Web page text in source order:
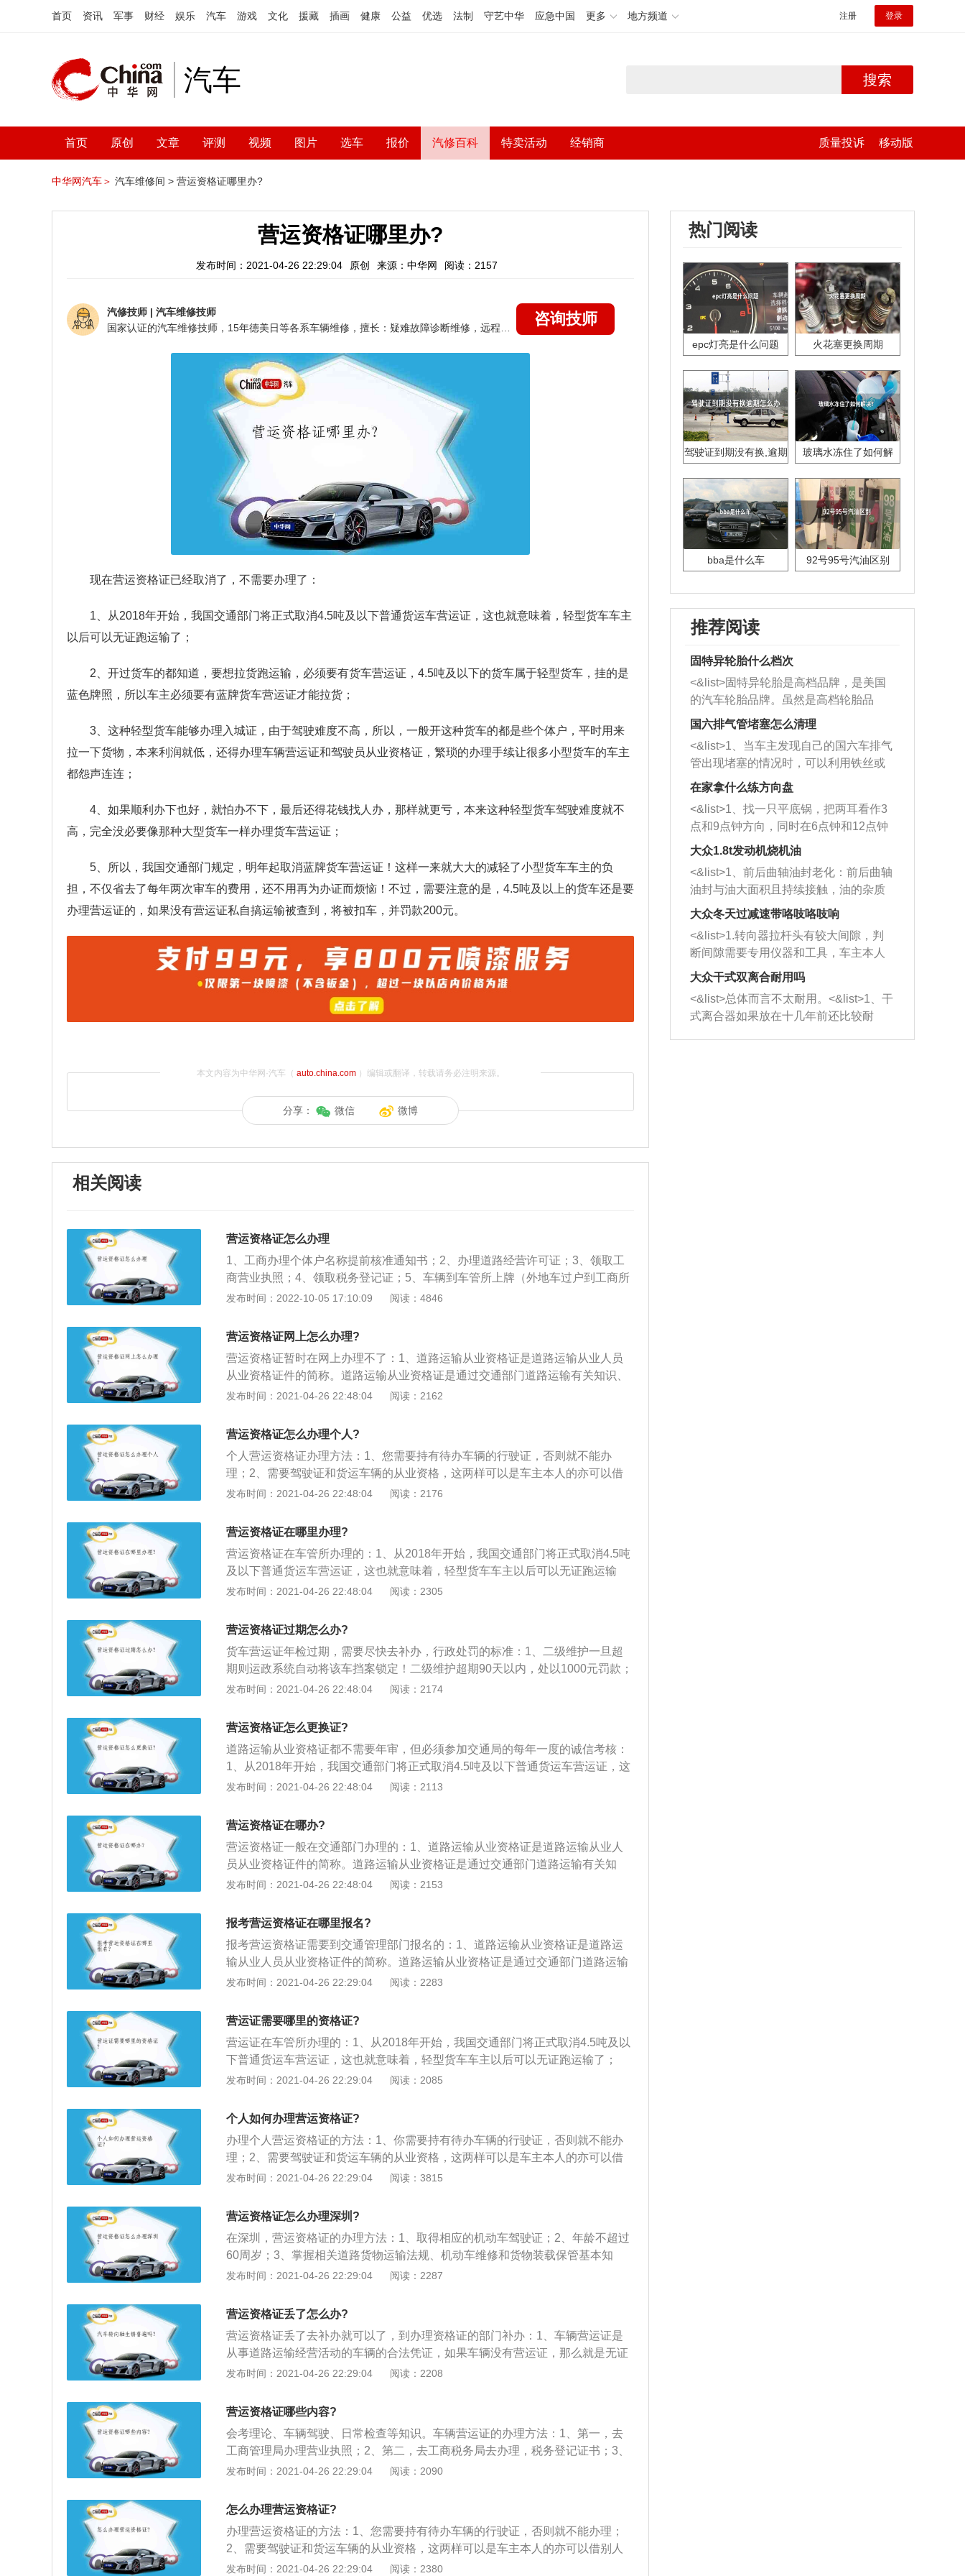
首页 资讯 军事 财经 娱乐 汽车 游戏 文化 援藏 插画 健康 公益 优选 法制 守艺中华 应急中国 更多 地方频道 注册 登录
汽车 搜索
首页 原创 文章 评测 视频 图片 选车 报价 汽修百科 特卖活动 经销商 质量投诉 移动版
中华网汽车＞ 汽车维修间 > 营运资格证哪里办?
营运资格证哪里办?
发布时间：2021-04-26 22:29:04 原创 来源：中华网 阅读：2157
汽修技师 | 汽车维修技师
咨询技师
现在营运资格证已经取消了，不需要办理了：
1、从2018年开始，我国交通部门将正式取消4.5吨及以下普通货运车营运证，这也就意味着，轻型货车车主
以后可以无证跑运输了；
2、开过货车的都知道，要想拉货跑运输，必须要有货车营运证，4.5吨及以下的货车属于轻型货车，挂的是
蓝色牌照，所以车主必须要有蓝牌货车营运证才能拉货；
3、这种轻型货车能够办理入城证，由于驾驶难度不高，所以，一般开这种货车的都是些个体户，平时用来
拉一下货物，本来利润就低，还得办理车辆营运证和驾驶员从业资格证，繁琐的办理手续让很多小型货车的车主
都怨声连连；
4、如果顺利办下也好，就怕办不下，最后还得花钱找人办，那样就更亏，本来这种轻型货车驾驶难度就不
高，完全没必要像那种大型货车一样办理货车营运证；
5、所以，我国交通部门规定，明年起取消蓝牌货车营运证！这样一来就大大的减轻了小型货车车主的负
担，不仅省去了每年两次审车的费用，还不用再为办证而烦恼！不过，需要注意的是，4.5吨及以上的货车还是要
办理营运证的，如果没有营运证私自搞运输被查到，将被扣车，并罚款200元。
本文内容为中华网·汽车（ auto.china.com）编辑或翻译，转载请务必注明来源。
分享： 微信 微博
相关阅读
营运资格证怎么办理
1、工商办理个体户名称提前核准通知书；2、办理道路经营许可证；3、领取工
商营业执照；4、领取税务登记证；5、车辆到车管所上牌（外地车过户到工商所
核准的个体户名称）；6、领取营运证。车辆营运证是做道路运输活动的车子的
依据《道路运输条例》第34条规定，道路运输车辆应当随车携带车辆营运证。道
路运输管理机构的工作人员在实施道路运输监督检查过程中，发现没有车辆营运
证又无法当场提供其他有效证明的车辆，应当依据该条例的第63条的规定，对该
车辆予以暂扣；并依据该条例第69条规定责令改正，处警告或者二十元以上两百
元以下的罚款。需要注意的是，该条例规定的车辆营运证与现阶段使用的《道路
开必须遵守本条例的有关规定外，其他可以接着沿用《道路运输证》的相关制
度。
发布时间：2022-10-05 17:10:09 阅读：4846
营运资格证网上怎么办理?
营运资格证暂时在网上办理不了：1、道路运输从业资格证是道路运输从业人员
从业资格证件的简称。道路运输从业资格证是通过交通部门道路运输有关知识、
技能考试合格后核发的一种证件。主要针对道路客货运输驾驶员、道路危险货物
国道路运输从业人员从业资格证》和《中华人民共和国机动车驾驶培训教练员
证》统称道路运输从业人员从业资格证件；3、主要针对经营性道路客货运输驾
驶员、机动车驾驶培训教练员、道路危险货物运输从业人员、机动车维修技术人
员、道路运输企业经理人和其他道路运输从业人员。
发布时间：2021-04-26 22:48:04 阅读：2162
营运资格证怎么办理个人?
个人营运资格证办理方法：1、您需要持有待办车辆的行驶证，否则就不能办
理；2、需要驾驶证和货运车辆的从业资格，这两样可以是车主本人的亦可以借
别人的，只要是同一个人就行；3、到汽车检测站做车辆技术等级评定，要拿报
续就可以到当地运管所办理车辆营运证了。
发布时间：2021-04-26 22:48:04 阅读：2176
营运资格证在哪里办理?
营运资格证在车管所办理的：1、从2018年开始，我国交通部门将正式取消4.5吨
及以下普通货运车营运证，这也就意味着，轻型货车车主以后可以无证跑运输
了；2、开过货车的都知道，要想拉货跑运输，必须要有货车营运证，4.5吨及以
能拉货；3、这种轻型货车能够办理入城证，由于驾驶难度不高，所以，一般开
这种货车的都是些个体户，平时用来拉一下货物，本来利润就低，还得办理车辆
营运证和驾驶员从业资格证，繁琐的办理手续让很多小型货车的车主都怨声连
连；4、如果顺利办下也好，就怕办不下，最后还得花钱找人办，那样就更亏，
本来这种轻型货车驾驶难度就不高，完全没必要像那种大型货车一样办理货车营
大大的减轻了小型货车车主的负担，不仅省去了每年两次审车的费用，还不用再
为办证而烦恼！不过，需要注意的是，4.5吨及以上的货车还是要办理营运证的，
如果没有营运证私自搞运输被查到，将被扣车，并罚款200元。
发布时间：2021-04-26 22:48:04 阅读：2305
营运资格证过期怎么办?
货车营运证年检过期，需要尽快去补办，行政处罚的标准：1、二级维护一旦超
期则运政系统自动将该车挡案锁定！二级维护超期90天以内，处以1000元罚款；
超过90天（含90天）180天以内，处以2000元罚款；超期180天（含180天）处
不会被锁定系统挡案；3、货车营运证年检程序：营运证的年审流程并不复杂，
车主先到交通运管部门综合性能检测站进行车辆综合检测，按期二级维护并盖
章。保险单，营运证和行驶证到车籍地运管所填写年审表留下以上资料原件和证
件的复印件，运管所会开出营运证待理证，15天左右车主朋友就可以去运管所领
取证了；4、如果车主朋友们工作繁忙，不能及时办理营运证的年审，可以交与
位，上当受骗闹心就不好。注：每个地方的政策可能不一样，事先咨询当地运管
机构，免得资料不齐、跑错地方了。现在很多地方的年审都在政务服务中心进行
了。
发布时间：2021-04-26 22:48:04 阅读：2174
营运资格证怎么更换证?
道路运输从业资格证都不需要年审，但必须参加交通局的每年一度的诚信考核：
1、从2018年开始，我国交通部门将正式取消4.5吨及以下普通货运车营运证，这
也就意味着，轻型货车车主以后可以无证跑运输了；2、开过货车的都知道，要
蓝色牌照，所以车主必须要有蓝牌货车营运证才能拉货；3、这种轻型货车能够
办理入城证，由于驾驶难度不高，所以，一般开这种货车的都是些个体户，平时
用来拉一下货物，本来利润就低，还得办理车辆营运证和驾驶员从业资格证，繁
琐的办理手续让很多小型货车的车主都怨声连连；4、如果顺利办下也好，就怕
办不下，最后还得花钱找人办，那样就更亏，本来这种轻型货车驾驶难度就不
规定，明年起取消蓝牌货车营运证！这样一来就大大的减轻了小型货车车主的负
担，不仅省去了每年两次审车的费用，还不用再为办证而烦恼！不过，需要注意
的是，4.5吨及以上的货车还是要办理营运证的，如果没有营运证私自搞运输被查
发布时间：2021-04-26 22:48:04 阅读：2113
营运资格证在哪办?
营运资格证一般在交通部门办理的：1、道路运输从业资格证是道路运输从业人
员从业资格证件的简称。道路运输从业资格证是通过交通部门道路运输有关知
识、技能考试合格后核发的一种证件。主要针对道路客货运输驾驶员、道路危险
共和国道路运输从业人员从业资格证》和《中华人民共和国机动车驾驶培训教练
员证》统称道路运输从业人员从业资格证件；3、主要针对经营性道路客货运输
驾驶员、机动车驾驶培训教练员、道路危险货物运输从业人员、机动车维修技术
人员、道路运输企业经理人和其他道路运输从业人员。
发布时间：2021-04-26 22:48:04 阅读：2153
报考营运资格证在哪里报名?
报考营运资格证需要到交通管理部门报名的：1、道路运输从业资格证是道路运
输从业人员从业资格证件的简称。道路运输从业资格证是通过交通部门道路运输
有关知识、技能考试合格后核发的一种证件。主要针对道路客货运输驾驶员、道
华人民共和国道路运输从业人员从业资格证》和《中华人民共和国机动车驾驶培
训教练员证》统称道路运输从业人员从业资格证件；3、主要针对经营性道路客
货运输驾驶员、机动车驾驶培训教练员、道路危险货物运输从业人员、机动车维
修技术人员、道路运输企业经理人和其他道路运输从业人员。
发布时间：2021-04-26 22:29:04 阅读：2283
营运证需要哪里的资格证?
营运证在车管所办理的：1、从2018年开始，我国交通部门将正式取消4.5吨及以
下普通货运车营运证，这也就意味着，轻型货车车主以后可以无证跑运输了；
2、开过货车的都知道，要想拉货跑运输，必须要有货车营运证，4.5吨及以下的
货；3、这种轻型货车能够办理入城证，由于驾驶难度不高，所以，一般开这种
货车的都是些个体户，平时用来拉一下货物，本来利润就低，还得办理车辆营运
证和驾驶员从业资格证，繁琐的办理手续让很多小型货车的车主都怨声连连；
4、如果顺利办下也好，就怕办不下，最后还得花钱找人办，那样就更亏，本来
这种轻型货车驾驶难度就不高，完全没必要像那种大型货车一样办理货车营运
大的减轻了小型货车车主的负担，不仅省去了每年两次审车的费用，还不用再为
办证而烦恼！不过，需要注意的是，4.5吨及以上的货车还是要办理营运证的，如
果没有营运证私自搞运输被查到，将被扣车，并罚款200元。
发布时间：2021-04-26 22:29:04 阅读：2085
个人如何办理营运资格证?
办理个人营运资格证的方法：1、你需要持有待办车辆的行驶证，否则就不能办
理；2、需要驾驶证和货运车辆的从业资格，这两样可以是车主本人的亦可以借
别人的，只要是同一个人就行；3、到汽车检测站做车辆技术等级评定，要拿报
续就可以到当地运管所办理车辆营运证了。
发布时间：2021-04-26 22:29:04 阅读：3815
营运资格证怎么办理深圳?
在深圳，营运资格证的办理方法：1、取得相应的机动车驾驶证；2、年龄不超过
60周岁；3、掌握相关道路货物运输法规、机动车维修和货物装载保管基本知
识；4、经考试合格，取得相应的从业资格证件。
发布时间：2021-04-26 22:29:04 阅读：2287
营运资格证丢了怎么办?
营运资格证丢了去补办就可以了，到办理资格证的部门补办：1、车辆营运证是
从事道路运输经营活动的车辆的合法凭证，如果车辆没有营运证，那么就是无证
经营，也就是通常所说的“黑车”；2、根据道路运输条例第三十四条规定，道路运
监督检查过程中，发现没有车辆营运证又无法当场提供其他有效证明的车辆，应
当依据该条例第六十三条的规定，对该车辆予以暂扣；3、并根据该条例第六十
九条规定责令改正，处警告或者20元以上200元以下的罚款；4、值得注意的是，
该条例规定的车辆营运证与目前使用的《道路运输证》名称不同，但其性质和作
用是一样的，其制式、配发、使用、监管除了应当遵守本条例的有关规定外，其
发布时间：2021-04-26 22:29:04 阅读：2208
营运资格证哪些内容?
会考理论、车辆驾驶、日常检查等知识。车辆营运证的办理方法：1、第一，去
工商管理局办理营业执照；2、第二，去工商税务局去办理，税务登记证书；3、
第三，把车子开到二级维护检测点，进行检测，检测合格以后，工作人员会给你
副本，税务登记证书，和车辆检测卡片，如果是在外地，还要拿着临时暂住证
明。全部都复印一份，即可办理一张崭新的【营运证，和道路运输证】。
发布时间：2021-04-26 22:29:04 阅读：2090
怎么办理营运资格证?
办理营运资格证的方法：1、您需要持有待办车辆的行驶证，否则就不能办理；
2、需要驾驶证和货运车辆的从业资格，这两样可以是车主本人的亦可以借别人
的，只要是同一个人就行；3、到汽车检测站做车辆技术等级评定，要拿报告
发布时间：2021-04-26 22:29:04 阅读：2380
热门阅读
epc灯亮是什么问题 火花塞更换周期
驾驶证到期没有换,逾期
玻璃水冻住了如何解
bba是什么车 92号95号汽油区别
推荐阅读
固特异轮胎什么档次
<&list>固特异轮胎是高档品牌，是美国
的汽车轮胎品牌。虽然是高档轮胎品
牌，但是中高低端的轮胎都有生产，这
也是为了更好的开拓市场。
国六排气管堵塞怎么清理
<&list>1、当车主发现自己的国六车排气
管出现堵塞的情况时，可以利用铁丝或
者是细棍，直接将杂物给取出来，如果
堵塞情况比较严重，也可以采取应急措
施。 <&list>2、直接利用木棍将所有的
杂物推到排气管里面的位置处，然后将
三元催化器拆解开，就可以将堵塞的东
西取出来。但如果是因为积碳过多引起
的堵塞，就需要将三元催化器泡在草酸
洗剂对堵塞的情况得到解决，将清洗剂
放在燃油箱中，与燃油混合后，车辆启
动时，就可以和汽油一起进入到燃烧
室，最后形成废气排出，就可以让三元
催化器得到清洗，排气管堵塞的情况就
能够得到解决。
在家拿什么练方向盘
<&list>1、找一只平底锅，把两耳看作3
点和9点钟方向，同时在6点钟和12点钟
方向做一个标记。 <&list>2、双手握住
一圈半的练习，往右同样也要打相同的
圈数。 <&list>3、最后强调要反复练
习，这样就可以形成肌肉记忆，在真实
驾驶车辆时，不需要记忆也能打好方
向。
大众1.8t发动机烧机油
<&list>1、前后曲轴油封老化：前后曲轴
油封与油大面积且持续接触，油的杂质
和发动机内持续温度变化使其密封效果
逐渐减弱，导致渗油或漏油。<&list>2、
活塞间隙过大：积碳会使活塞环与缸体
的间隙扩大，导致机油流入燃烧室中，
造成烧机油。<&list>3、机油粘度。使用
机油粘度过小的话，同样会有烧机油现
象，机油粘度过小具有很好的流动性，
大众冬天过减速带咯吱咯吱响
<&list>1.转向器拉杆头有较大间隙，判
断间隙需要专用仪器和工具，车主本人
无法制作，需要将车辆送到修理厂或4s
店；<&list>2.车辆半轴套管防尘罩破
裂，破裂后会出现漏油现象，使半轴磨
损严重，磨损的半轴容易损坏，产生异
响；<&list>3.稳定器的转向胶套和球头
大众干式双离合耐用吗
<&list>总体而言不太耐用。<&list>1、干
式离合器如果放在十几年前还比较耐